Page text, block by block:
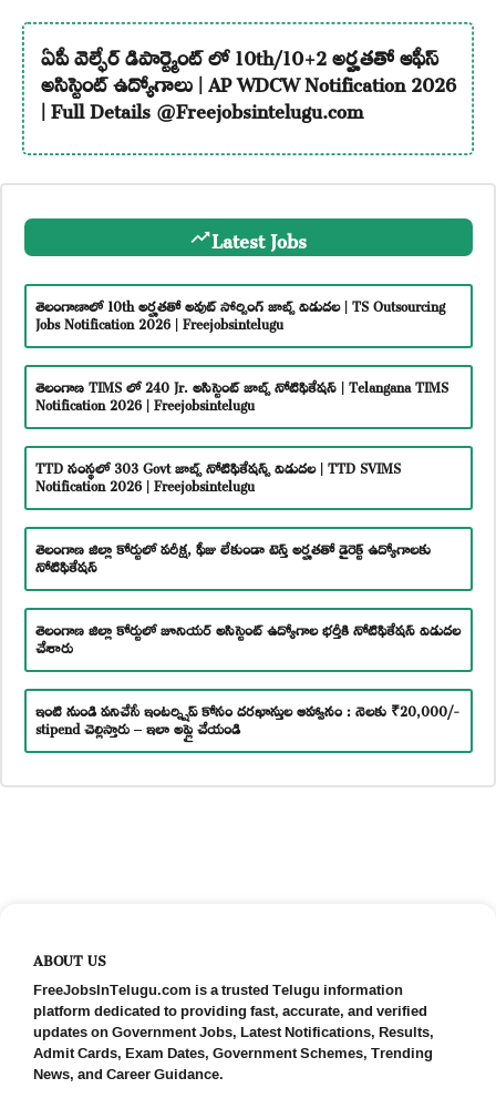
ఏపీ వెల్ఫేర్ డిపార్ట్మెంట్ లో 10th/10+2 అర్హతతో ఆఫీస్
అసిస్టెంట్ ఉద్యోగాలు | AP WDCW Notification 2026
| Full Details @Freejobsintelugu.com
Latest Jobs
తెలంగాణాలో 10th అర్హతతో అవుట్ సోర్సింగ్ జాబ్స్ విడుదల | TS Outsourcing
Jobs Notification 2026 | Freejobsintelugu
తెలంగాణ TIMS లో 240 Jr. అసిస్టెంట్ జాబ్స్ నోటిఫికేషన్ | Telangana TIMS
Notification 2026 | Freejobsintelugu
TTD సంస్థలో 303 Govt జాబ్స్ నోటిఫికేషన్స్ విడుదల | TTD SVIMS
Notification 2026 | Freejobsintelugu
తెలంగాణ జిల్లా కోర్టులో పరీక్ష, ఫీజు లేకుండా టెన్త్ అర్హతతో డైరెక్ట్ ఉద్యోగాలకు
నోటిఫికేషన్
తెలంగాణ జిల్లా కోర్టులో జూనియర్ అసిస్టెంట్ ఉద్యోగాల భర్తీకి నోటిఫికేషన్ విడుదల
చేశారు
ఇంటి నుండి పనిచేసే ఇంటర్న్షిప్ కోసం దరఖాస్తుల ఆహ్వానం : నెలకు ₹20,000/-
stipend చెల్లిస్తారు – ఇలా అప్లై చేయండి
ABOUT US
FreeJobsInTelugu.com is a trusted Telugu information
platform dedicated to providing fast, accurate, and verified
updates on Government Jobs, Latest Notifications, Results,
Admit Cards, Exam Dates, Government Schemes, Trending
News, and Career Guidance.